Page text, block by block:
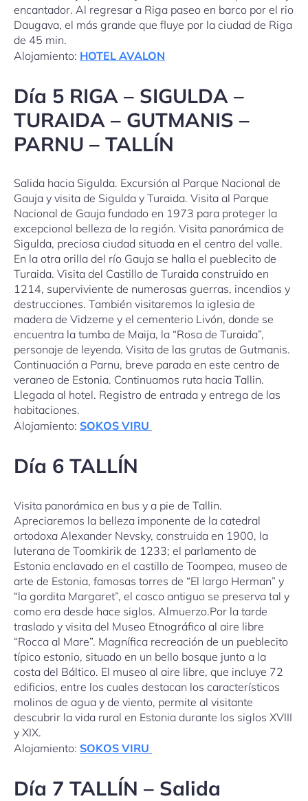
encantador. Al regresar a Riga paseo en barco por el rio
Daugava, el más grande que fluye por la ciudad de Riga
de 45 min.
Alojamiento: HOTEL AVALON
Día 5 RIGA – SIGULDA –
TURAIDA – GUTMANIS –
PARNU – TALLÍN
Salida hacia Sigulda. Excursión al Parque Nacional de
Gauja y visita de Sigulda y Turaida. Visita al Parque
Nacional de Gauja fundado en 1973 para proteger la
excepcional belleza de la región. Visita panorámica de
Sigulda, preciosa ciudad situada en el centro del valle.
En la otra orilla del río Gauja se halla el pueblecito de
Turaida. Visita del Castillo de Turaida construido en
1214, superviviente de numerosas guerras, incendios y
destrucciones. También visitaremos la iglesia de
madera de Vidzeme y el cementerio Livón, donde se
encuentra la tumba de Maija, la “Rosa de Turaida”,
personaje de leyenda. Visita de las grutas de Gutmanis.
Continuación a Parnu, breve parada en este centro de
veraneo de Estonia. Continuamos ruta hacia Tallin.
Llegada al hotel. Registro de entrada y entrega de las
habitaciones.
Alojamiento: SOKOS VIRU
Día 6 TALLÍN
Visita panorámica en bus y a pie de Tallin.
Apreciaremos la belleza imponente de la catedral
ortodoxa Alexander Nevsky, construida en 1900, la
luterana de Toomkirik de 1233; el parlamento de
Estonia enclavado en el castillo de Toompea, museo de
arte de Estonia, famosas torres de “El largo Herman” y
“la gordita Margaret”, el casco antiguo se preserva tal y
como era desde hace siglos. Almuerzo.Por la tarde
traslado y visita del Museo Etnográfico al aire libre
“Rocca al Mare”. Magnífica recreación de un pueblecito
típico estonio, situado en un bello bosque junto a la
costa del Báltico. El museo al aire libre, que incluye 72
edificios, entre los cuales destacan los característicos
molinos de agua y de viento, permite al visitante
descubrir la vida rural en Estonia durante los siglos XVIII
y XIX.
Alojamiento: SOKOS VIRU
Día 7 TALLÍN – Salida